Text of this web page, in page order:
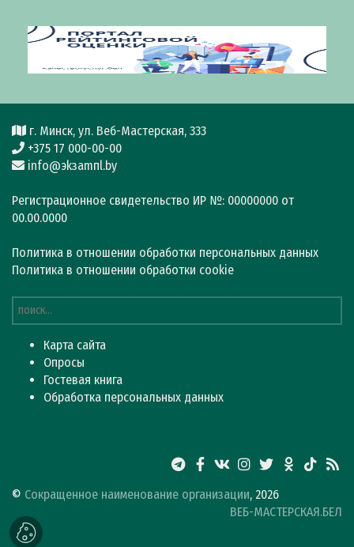
г. Минск, ул. Веб-Мастерская, 333
+375 17 000-00-00
info@эkзamпl.by
Регистрационное свидетельство ИР №: 00000000 от
00.00.0000
Политика в отношении обработки персональных данных
Политика в отношении обработки cookie
Карта сайта
Опросы
Гостевая книга
Обработка персональных данных
© Сокращенное наименование организации, 2026
ВЕБ-МАСТЕРСКАЯ.БЕЛ